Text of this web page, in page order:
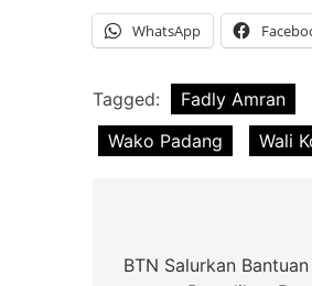
WhatsApp
Tagged: Fadly Amran
Wako Padang
Wali
pos
BTN Salurkan